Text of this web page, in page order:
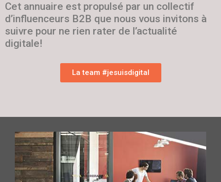
Cet annuaire est propulsé par un collectif
d’influenceurs B2B que nous vous invitons à
suivre pour ne rien rater de l’actualité
digitale!
La team #jesuisdigital